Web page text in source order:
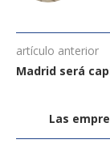
artículo anterior
Madrid será
Las